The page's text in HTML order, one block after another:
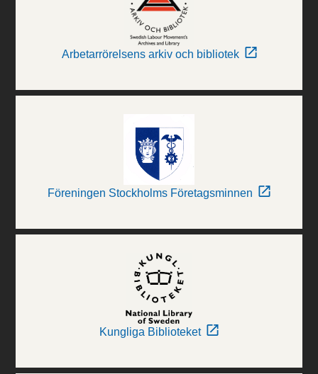
Arbetarrörelsens arkiv och bibliotek
Föreningen Stockholms Företagsminnen
Kungliga Biblioteket